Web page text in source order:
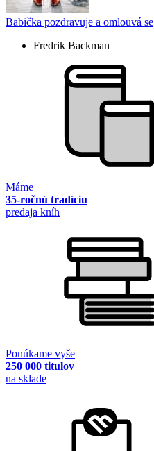
Babička pozdravuje a omlouvá se
Fredrik Backman
Máme
35-ročnú tradíciu
predaja kníh
Ponúkame vyše
250 000 titulov
na sklade